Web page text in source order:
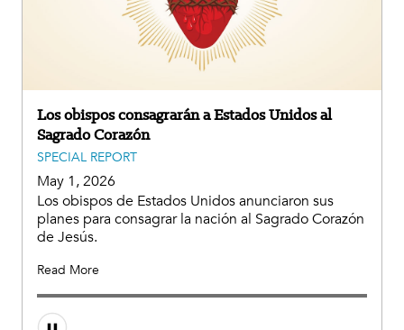
Los obispos consagrarán a Estados Unidos al
Sagrado Corazón
SPECIAL REPORT
May 1, 2026
Los obispos de Estados Unidos anunciaron sus
planes para consagrar la nación al Sagrado Corazón
de Jesús.
Read More